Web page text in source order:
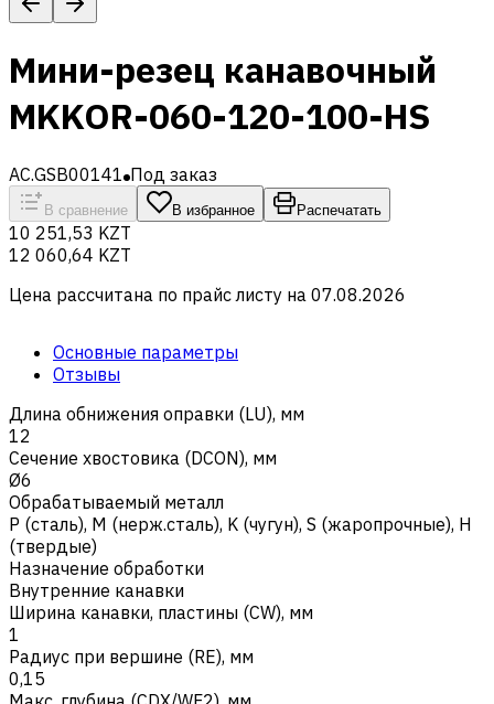
Мини-резец канавочный
MKKOR-060-120-100-HS
AC.GSB00141 Под заказ
В сравнение В избранное Распечатать
10 251,53 KZT
12 060,64 KZT
Цена рассчитана по прайс листу на 07.08.2026
Основные параметры
Отзывы
Длина обнижения оправки (LU), мм
12
Сечение хвостовика (DCON), мм
Ø6
Обрабатываемый металл
Р (сталь), M (нерж.сталь), K (чугун), S (жаропрочные), H
(твердые)
Назначение обработки
Внутренние канавки
Ширина канавки, пластины (CW), мм
1
Радиус при вершине (RE), мм
0,15